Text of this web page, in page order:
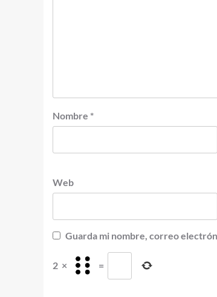
Nombre *
Web
Guarda mi nombre, correo
2 × =